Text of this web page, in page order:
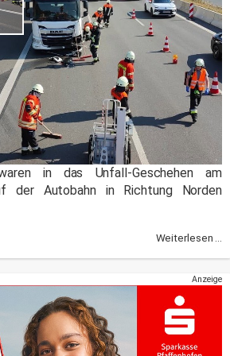
in das Unfall-Geschehen am
der Autobahn in Richtung Norden
Weiterlesen ...
Anzeige